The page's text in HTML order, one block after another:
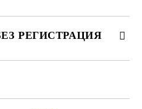
РЕГИСТРАЦИЯ